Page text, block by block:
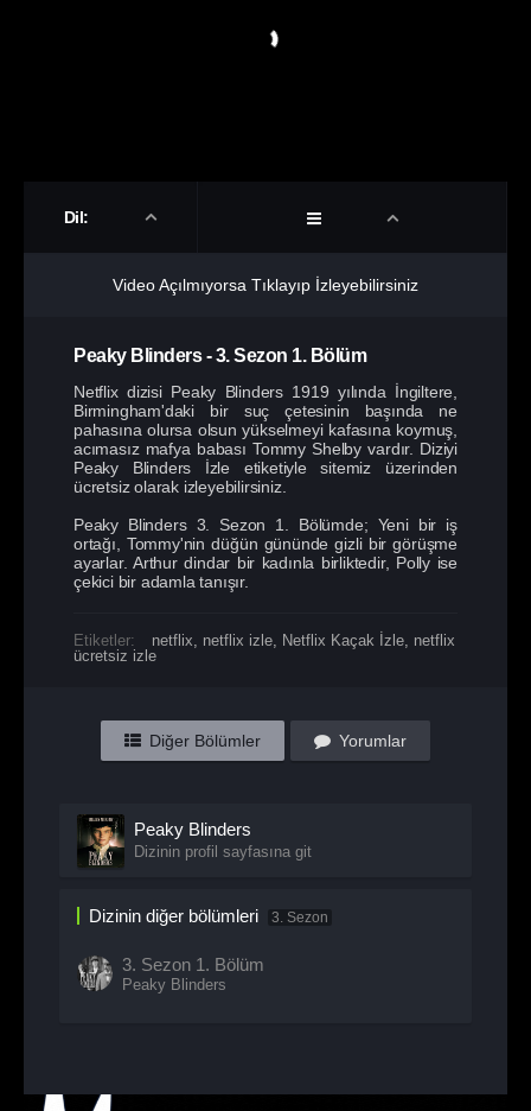
Dil:
Video Açılmıyorsa Tıklayıp İzleyebilirsiniz
Peaky Blinders-3. Sezon 1. Bölüm
Netflix dizisi Peaky Blinders 1919 yılında İngiltere,
Birmingham'daki bir suç çetesinin başında ne
pahasına olursa olsun yükselmeyi kafasına koymuş,
acımasız mafya babası Tommy Shelby vardır. Diziyi
Peaky Blinders İzle etiketiyle sitemiz üzerinden
ücretsiz olarak izleyebilirsiniz.
Peaky Blinders 3. Sezon 1. Bölümde; Yeni bir iş
ortağı, Tommy'nin düğün gününde gizli bir görüşme
ayarlar. Arthur dindar bir kadınla birliktedir, Polly ise
çekici bir adamla tanışır.
Etiketler: netflix netflix izle Netflix Kaçak İzle netflix
ücretsiz izle
Diğer Bölümler Yorumlar
Peaky Blinders
Dizinin profil sayfasına git
Dizinin diğer bölümleri 3. Sezon
3. Sezon 1. Bölüm
Peaky Blinders